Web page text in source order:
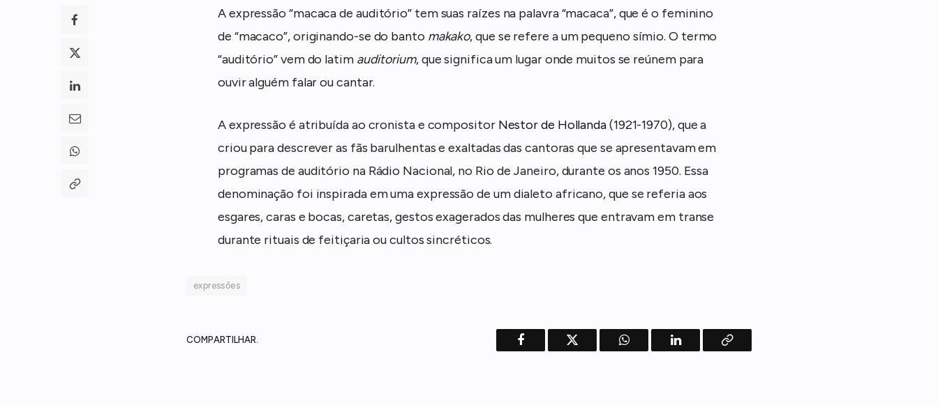
A expressão “macaca de auditório” tem suas raízes na palavra “macaca”, que é o feminino
de “macaco”, originando-se do banto makako, que se refere a um pequeno símio. O termo
“auditório” vem do latim auditorium, que significa um lugar onde muitos se reúnem para
ouvir alguém falar ou cantar.
A expressão é atribuída ao cronista e compositor Nestor de Hollanda(1921-1970), que a
criou para descrever as fãs barulhentas e exaltadas das cantoras que se apresentavam em
programas de auditório na Rádio Nacional, no Rio de Janeiro, durante os anos 1950. Essa
denominação foi inspirada em uma expressão de um dialeto africano, que se referia aos
esgares, caras e bocas, caretas, gestos exagerados das mulheres que entravam em transe
durante rituais de feitiçaria ou cultos sincréticos.
expressões
COMPARTILHAR.
Facebook Twitter WhatsAppLinkedIn Copy